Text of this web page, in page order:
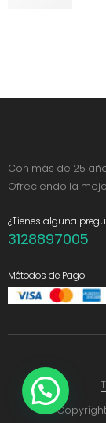
Con más de 25
Ofreciendo la
¿Tienes alguna
3128897005
Métodos de Pago